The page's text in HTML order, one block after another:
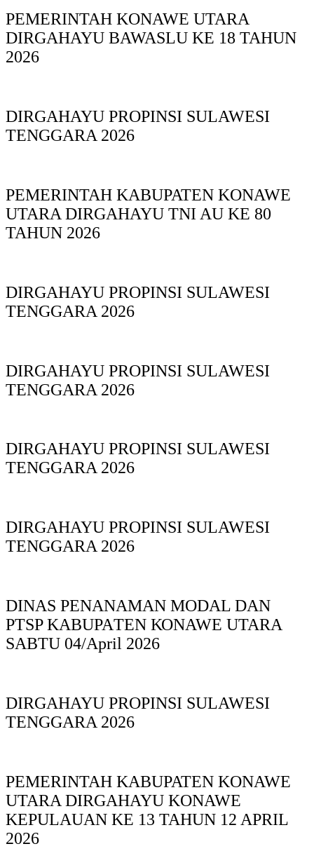
PEMERINTAH KONAWE UTARA
DIRGAHAYU BAWASLU KE 18 TAHUN
2026
DIRGAHAYU PROPINSI SULAWESI
TENGGARA 2026
PEMERINTAH KABUPATEN KONAWE
UTARA DIRGAHAYU TNI AU KE 80
TAHUN 2026
DIRGAHAYU PROPINSI SULAWESI
TENGGARA 2026
DIRGAHAYU PROPINSI SULAWESI
TENGGARA 2026
DIRGAHAYU PROPINSI SULAWESI
TENGGARA 2026
DIRGAHAYU PROPINSI SULAWESI
TENGGARA 2026
DINAS PΕΝΑΝΑΜAN MODAL DAN
PTSP KABUPAΤΕΝ ΚΟNAWE UTARA
SABTU 04/April 2026
DIRGAHAYU PROPINSI SULAWESI
TENGGARA 2026
PEMERINTAH KABUPATEN KONAWE
UTARA DIRGAHAYU KONAWE
KEPULAUAN KE 13 TAHUN 12 APRIL
2026